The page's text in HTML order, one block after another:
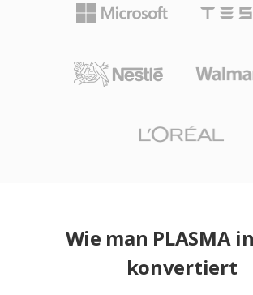
Wie man PLASMA
konvertiert